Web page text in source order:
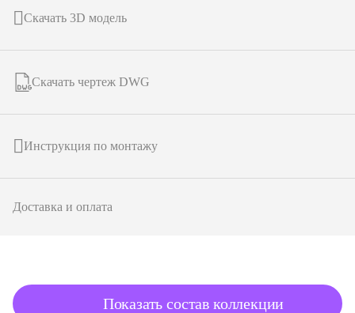
Скачать 3D модель
Скачать чертеж DWG
Инструкция по монтажу
Доставка и оплата
Показать состав коллекции